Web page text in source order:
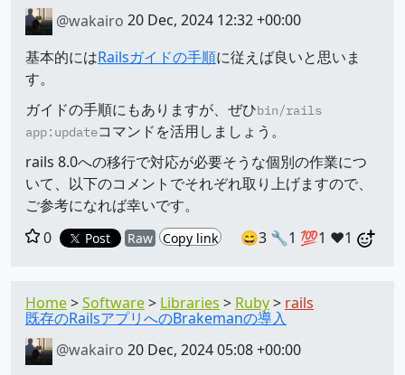
@wakairo 20 Dec, 2024 12:32 +00:00
基本的にはRailsガイドの手順に従えば良いと思いま
す。
ガイドの手順にもありますが、ぜひbin/rails
app:updateコマンドを活用しましょう。
rails 8.0への移行で対応が必要そうな個別の作業につ
いて、以下のコメントでそれぞれ取り上げますので、
ご参考になれば幸いです。
0
Post Raw Copy link 😄3 🔧1 💯1 ❤️1
Home Software Libraries Ruby rails
既存のRailsアプリへのBrakemanの導入
@wakairo 20 Dec, 2024 05:08 +00:00